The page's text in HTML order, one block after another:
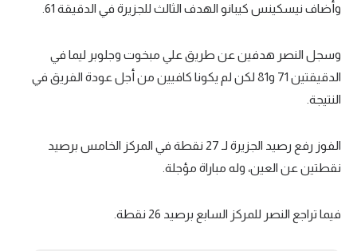
وأضاف نيسكينس كيبانو الهدف الثالث للجزيرة في الدقيقة 61.
وسجل النصر هدفين عن طريق علي مبخوت وجلوبر ليما في
الدقيقتين 71 و81 لكن لم يكونا كافيين من أجل عودة الفريق في
النتيجة.
الفوز رفع رصيد الجزيرة لـ 27 نقطة في المركز الخامس برصيد
نقطتين عن العين، وله مباراة مؤجلة.
فيما تراجع النصر للمركز السابع برصيد 26 نقطة.